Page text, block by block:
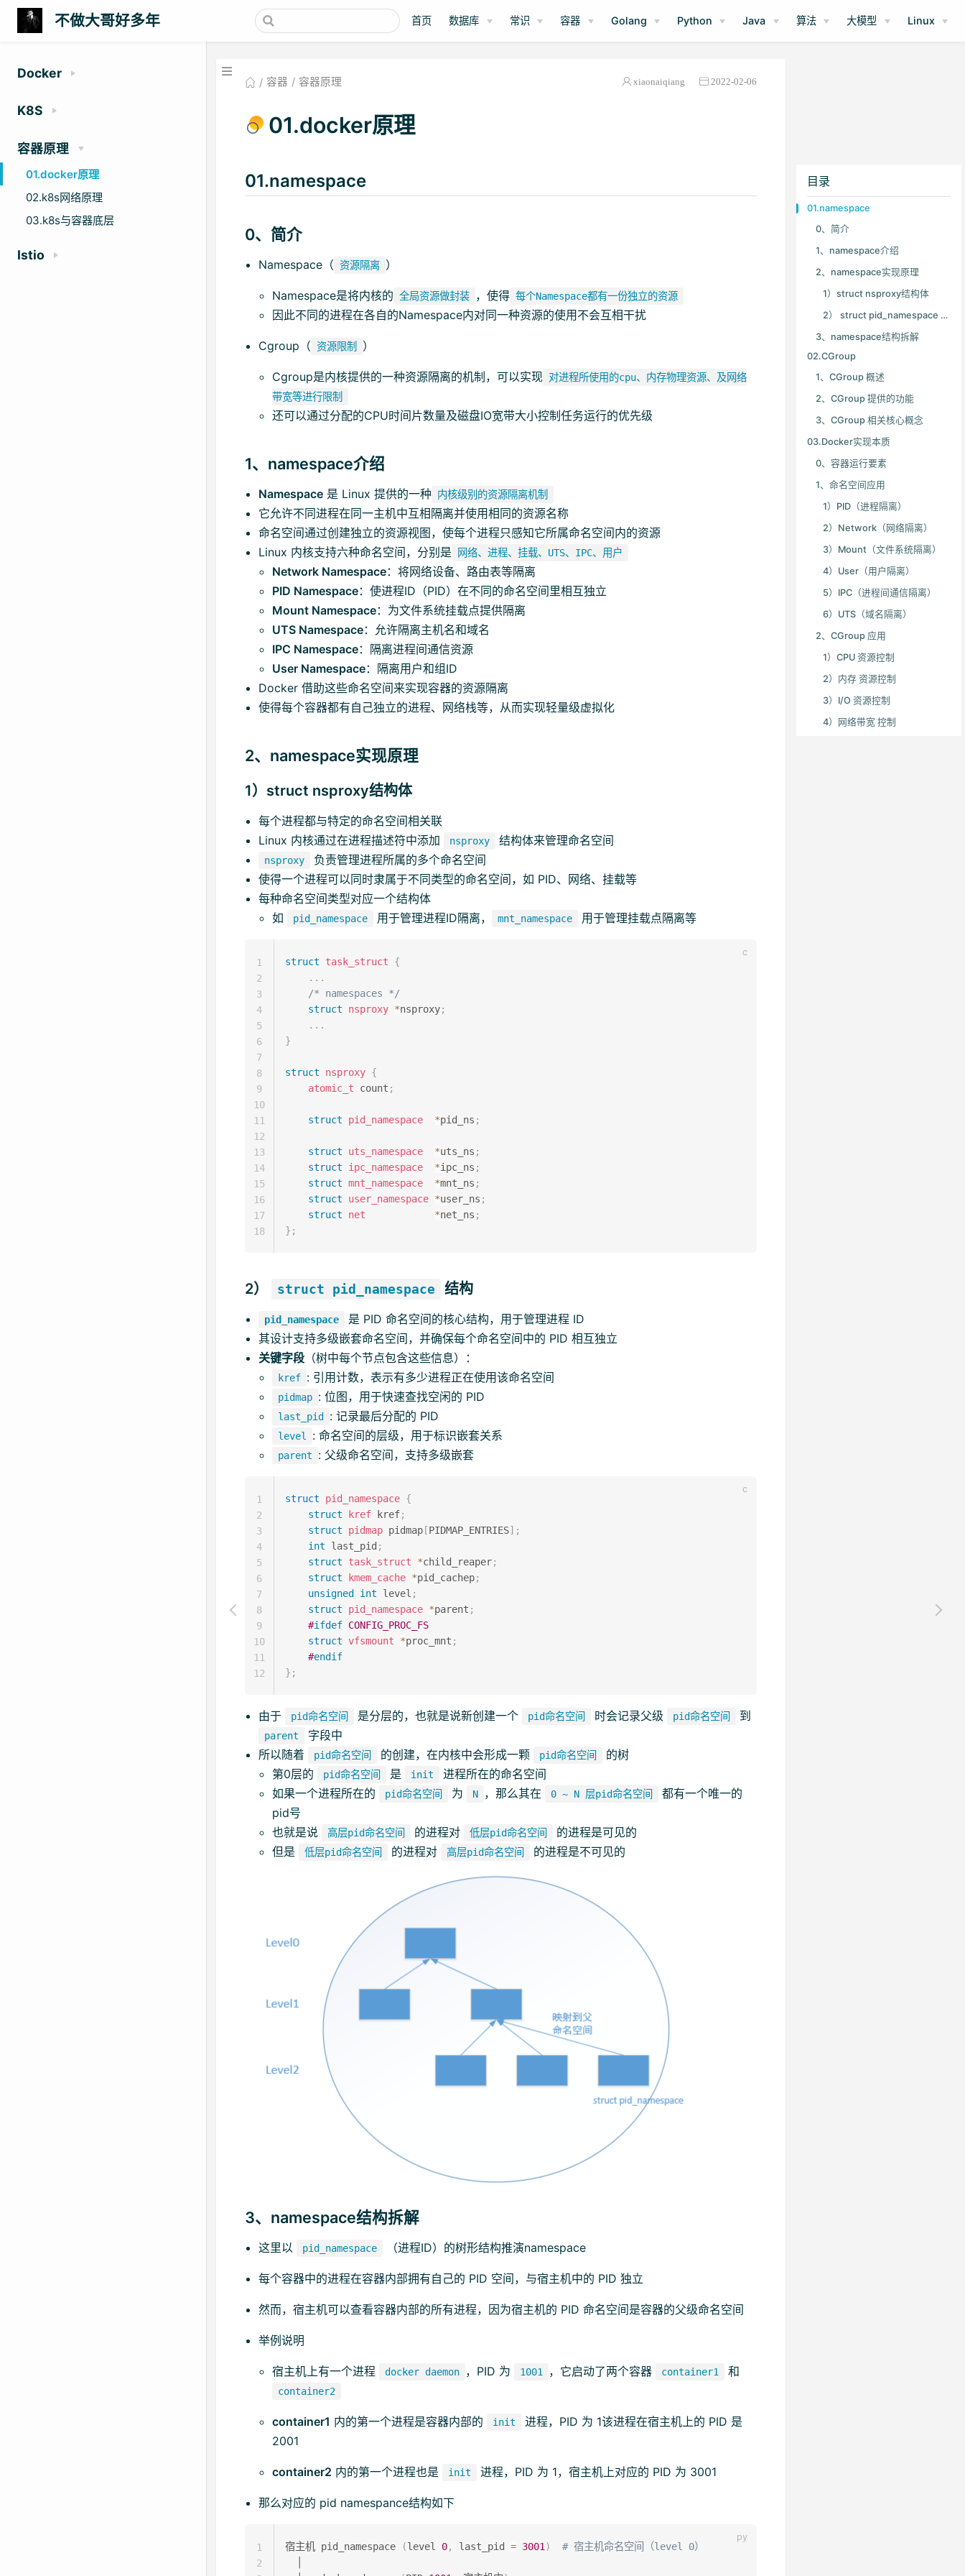
不做大哥好多年 首页 数据库 常识 容器 Golang Python Java 算法 大模型 Linux
Docker
K8S
容器原理
01.docker原理
02.k8s网络原理
03.k8s与容器底层
Istio
容器 容器原理 xiaonaiqiang 2022-02-06
目录
01.namespace
0、简介
1、namespace介绍
2、namespace实现原理
1）struct nsproxy结构体
2） struct pid_namespace 结构
3、namespace结构拆解
02.CGroup
1、CGroup 概述
2、CGroup 提供的功能
3、CGroup 相关核心概念
03.Docker实现本质
0、容器运行要素
1、命名空间应用
1）PID（进程隔离）
2）Network（网络隔离）
3）Mount（文件系统隔离）
4）User（用户隔离）
5）IPC（进程间通信隔离）
6）UTS（域名隔离）
2、CGroup 应用
1）CPU 资源控制
2）内存 资源控制
3）I/O 资源控制
4）网络带宽 控制
01.docker原理
01.namespace
0、简介
Namespace（ 资源隔离 ）
Namespace是将内核的 全局资源做封装 ，使得 每个Namespace都有一份独立的资源
因此不同的进程在各自的Namespace内对同一种资源的使用不会互相干扰
Cgroup（ 资源限制 ）
Cgroup是内核提供的一种资源隔离的机制，可以实现 对进程所使用的cpu、内存物理资源、及网络
带宽等进行限制
还可以通过分配的CPU时间片数量及磁盘IO宽带大小控制任务运行的优先级
1、namespace介绍
Namespace是 Linux 提供的一种 内核级别的资源隔离机制
它允许不同进程在同一主机中互相隔离并使用相同的资源名称
命名空间通过创建独立的资源视图，使每个进程只感知它所属命名空间内的资源
Linux 内核支持六种命名空间，分别是
网络、进程、挂载、UTS、IPC、用户
Network Namespace：将网络设备、路由表等隔离
PID Namespace：使进程ID（PID）在不同的命名空间里相互独立
Mount Namespace：为文件系统挂载点提供隔离
UTS Namespace：允许隔离主机名和域名
IPC Namespace：隔离进程间通信资源
User Namespace：隔离用户和组ID
Docker 借助这些命名空间来实现容器的资源隔离
使得每个容器都有自己独立的进程、网络栈等，从而实现轻量级虚拟化
2、namespace实现原理
1）struct nsproxy结构体
每个进程都与特定的命名空间相关联
Linux 内核通过在进程描述符中添加
nsproxy 结构体来管理命名空间
nsproxy
负责管理进程所属的多个命名空间
使得一个进程可以同时隶属于不同类型的命名空间，如 PID、网络、挂载等
每种命名空间类型对应一个结构体
如
pid_namespace 用于管理进程ID隔离， mnt_namespace 用于管理挂载点隔离等
struct task_struct
{
. . .
/* namespaces */
struct
nsproxy *nsproxy;
. . .
}
struct nsproxy {
atomic_t count ;
struct pid_namespace *pid_ns ;
struct uts_namespace *uts_ns ;
struct
ipc_namespace *ipc_ns ;
struct mnt_namespace *mnt_ns ;
struct
user_namespace *user_ns ;
struct
net *net_ns ;
} ;
1
2
3
4
5
6
7
8
9
10
11
12
13
14
15
16
17
18
2） struct pid_namespace 结构
pid_namespace
是 PID 命名空间的核心结构，用于管理进程 ID
其设计支持多级嵌套命名空间，并确保每个命名空间中的 PID 相互独立
关键字段（树中每个节点包含这些信息）：
kref : 引用计数，表示有多少进程正在使用该命名空间
pidmap : 位图，用于快速查找空闲的 PID
last_pid : 记录最后分配的 PID
level : 命名空间的层级，用于标识嵌套关系
parent : 父级命名空间，支持多级嵌套
struct pid_namespace {
struct
kref kref;
struct
pidmap pidmap[PIDMAP_ENTRIES] ;
int last_pid ;
struct
task_struct *child_reaper;
struct
kmem_cache *pid_cachep;
unsigned
int level ;
struct
pid_namespace *parent ;
#ifdef CONFIG_PROC_FS
struct vfsmount *proc_mnt ;
#endif
} ;
1
2
3
4
5
6
7
8
9
10
11
12
由于 pid命名空间 是分层的，也就是说新创建一个 pid命名空间 时会记录父级 pid命名空间 到
parent
字段中
所以随着
pid命名空间 的创建，在内核中会形成一颗 pid命名空间
的树
第0层的
pid命名空间 是 init
进程所在的命名空间
如果一个进程所在的
pid命名空间 为 N ，那么其在 0 ~ N 层pid命名空间
都有一个唯一的
pid号
也就是说
高层pid命名空间 的进程对 低层pid命名空间
的进程是可见的
但是
低层pid命名空间 的进程对 高层pid命名空间 的进程是不可见的
3、namespace结构拆解
这里以 pid_namespace （进程ID）的树形结构推演namespace
每个容器中的进程在容器内部拥有自己的 PID 空间，与宿主机中的 PID 独立
然而，宿主机可以查看容器内部的所有进程，因为宿主机的 PID 命名空间是容器的父级命名空间
举例说明
宿主机上有一个进程 docker daemon ，PID 为 1001 ，它启动了两个容器 container1 和
container2
container1 内的第一个进程是容器内部的 init
进程，PID 为 1该进程在宿主机上的 PID 是
2001
container2 内的第一个进程也是 init 进程，PID 为 1，宿主机上对应的 PID 为 3001
那么对应的 pid namespance结构如下
宿主机 pid_namespace (level 0, last_pid = 3001 )
# 宿主机命名空间（level 0）
1
2